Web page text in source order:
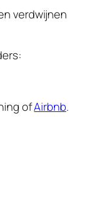
verdwijnen
ofAirbnb.